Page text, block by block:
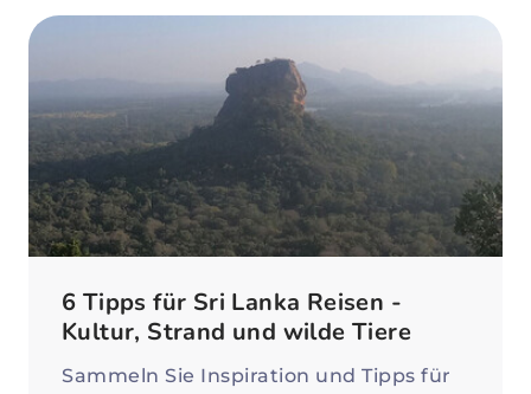
6 Tipps für Sri Lanka Reisen -
Kultur, Strand und wilde Tiere
Sammeln Sie Inspiration und Tipps für